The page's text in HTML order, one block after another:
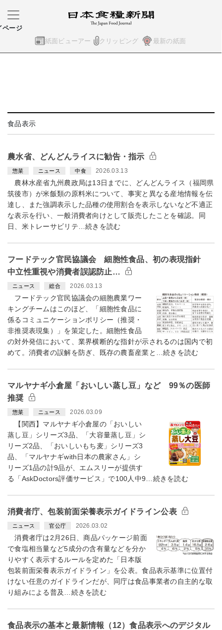
紙面ビューアー クリッピング 最新の紙面
ページ
食品表示
農水省、どんどんライスに勧告・指示
惣菜 ニュース 中食 2026.03.13
農林水産省九州農政局は13日までに、どんどんライス（福岡県
筑後市）が米飯類の原料米について、事実と異なる産地情報を伝
達し、また強調表示した品種の使用割合を表示しないなど不適正
な表示を行い、一般消費者向けとして販売したことを確認。同
日、米トレーサビリテ…続きを読む
フードテック官民協議会 細胞性食品、初の表現指針
中立性重視や消費者誤認防止…
ニュース 総合 2026.03.13
フードテック官民協議会の細胞農業ワー
キングチームはこのほど、「細胞性食品に
係るコミュニケーションポリシー（推奨・
非推奨表現集）」を策定した。細胞性食品
の対外発信において、業界横断的な指針が示されるのは国内で初
めて。消費者の誤解を防ぎ、既存の農畜産業と…続きを読む
マルヤナギ小倉屋「おいしい蒸し豆」など 99％の医師
推奨
惣菜 ニュース 2026.03.09
【関西】マルヤナギ小倉屋の「おいしい
蒸し豆」シリーズ3品、「大容量蒸し豆」シ
リーズ2品、「おいしいもち麦」シリーズ3
品、「マルヤナギwith日本の農家さん」シ
リーズ1品の計9品が、エムスリーが提供す
る「AskDoctors評価サービス」で100人中9…続きを読む
消費者庁、包装前面栄養表示ガイドライン公表
ニュース 官公庁 2026.03.02
消費者庁は2月26日、商品パッケージ前面
で食塩相当量など5成分の含有量などを分か
りやすく表示するルールを定めた「日本版
包装前面栄養表示ガイドライン」を公表。食品表示基準に位置付
けない任意のガイドラインだが、同庁は食品事業者の自主的な取
り組みによる普及…続きを読む
食品表示の基本と最新情報（12）食品表示へのデジタル